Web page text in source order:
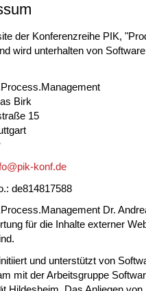
der Konferenzreihe PIK,
wird unterhalten von
Birk
15
konf.de
de814817588
Dr.
für die Inhalte externer
und unterstützt von
mit der Arbeitsgruppe